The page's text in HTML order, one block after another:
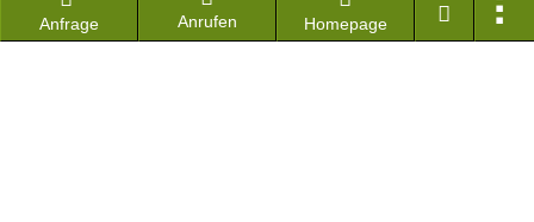
Anfrage Anrufen Homepage
Kontakt